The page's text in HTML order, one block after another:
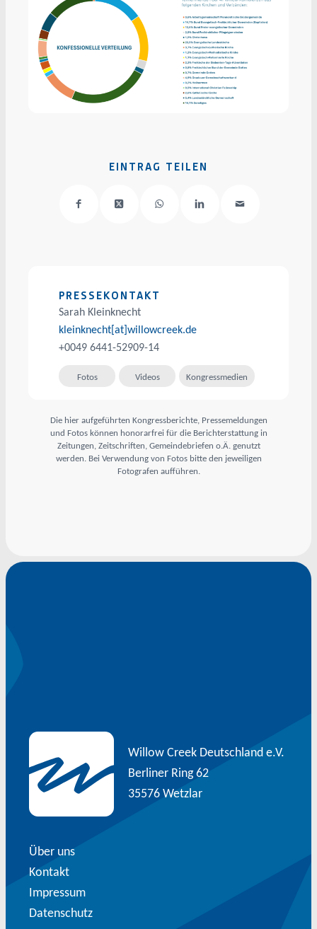
EINTRAG TEILEN
PRESSEKONTAKT
Sarah Kleinknecht
kleinknecht[at]willowcreek.de
+0049 6441-52909-14
Fotos Videos Kongressmedien
Die hier aufgeführten Kongressberichte, Pressemeldungen
und Fotos können honorarfrei für die Berichterstattung in
Zeitungen, Zeitschriften, Gemeindebriefen o.Ä. genutzt
werden. Bei Verwendung von Fotos bitte den jeweiligen
Fotografen aufführen.
Willow Creek Deutschland e.V.
Berliner Ring 62
35576 Wetzlar
Über uns
Kontakt
Impressum
Datenschutz